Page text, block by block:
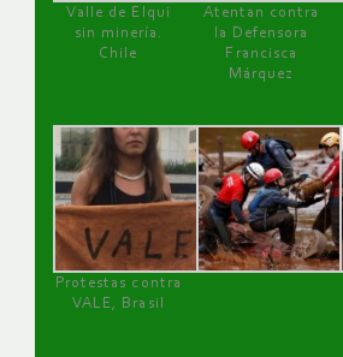
Valle de Elqui
sin minería.
Chile
Atentan contra
la Defensora
Francisca
Márquez
Protestas contra
VALE, Brasil